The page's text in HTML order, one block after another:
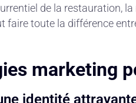
de la restauration,
faire toute la différence
marketing
identité